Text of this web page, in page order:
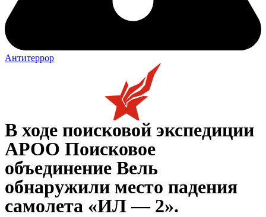
Антитеррор
В ходе поисковой экспедиции
АРОО Поисковое
объединение Вель
обнаружили место падения
самолета «ИЛ — 2».